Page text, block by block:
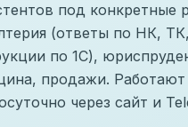
под конкретные
(ответы по НК, ТК,
по 1С),
продажи. Работают
через сайт и